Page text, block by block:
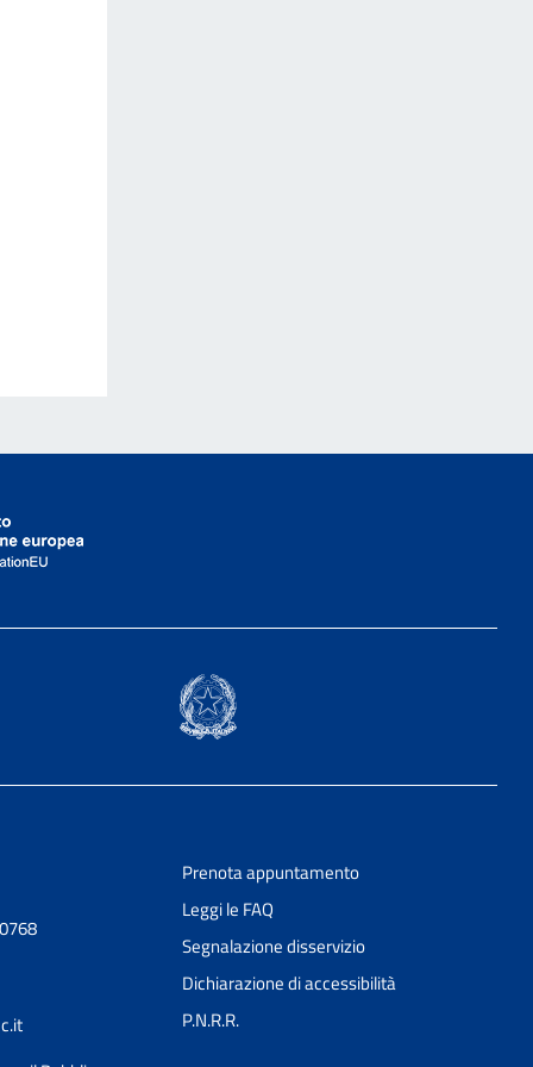
Prenota appuntamento
Leggi le FAQ
Segnalazione disservizio
Dichiarazione di accessibilità
P.N.R.R.